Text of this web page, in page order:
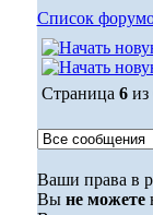
Список
Страница 6из
Ваши права в
Вы не можете